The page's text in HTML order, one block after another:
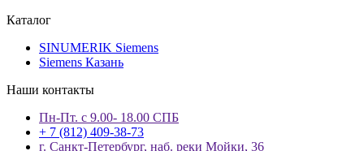
Каталог
SINUMERIK Siemens
Siemens Казань
Наши контакты
Пн-Пт. с 9.00- 18.00 СПБ
+ 7 (812) 409-38-73
г. Санкт-Петербург, наб. реки Мойки, 36